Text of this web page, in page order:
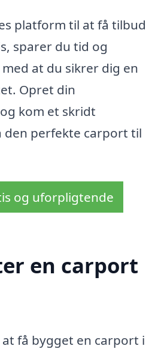
platform til at få tilbud
sparer du tid og
at du sikrer dig en
Opret din
kom et skridt
perfekte carport til
og uforpligtende
en carport
få bygget en carport i